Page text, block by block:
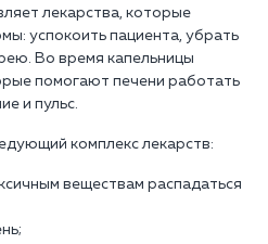
лекарства, которые
успокоить пациента, убрать
Во время капельницы
помогают печени работать
и пульс.
комплекс лекарств:
веществам распадаться